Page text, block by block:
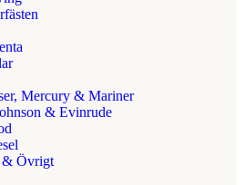
Mercury & Mariner
& Evinrude
& Övrigt